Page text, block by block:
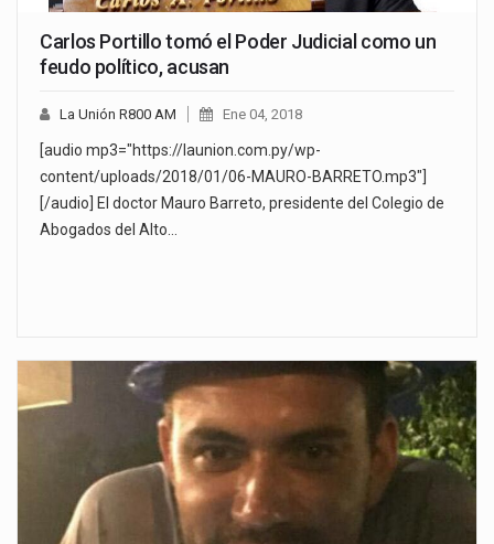
Carlos Portillo tomó el Poder Judicial como un
feudo político, acusan
La Unión R800 AM Ene 04, 2018
[audio mp3="https://launion.com.py/wp-
content/uploads/2018/01/06-MAURO-BARRETO.mp3"]
[/audio] El doctor Mauro Barreto, presidente del Colegio de
Abogados del Alto…